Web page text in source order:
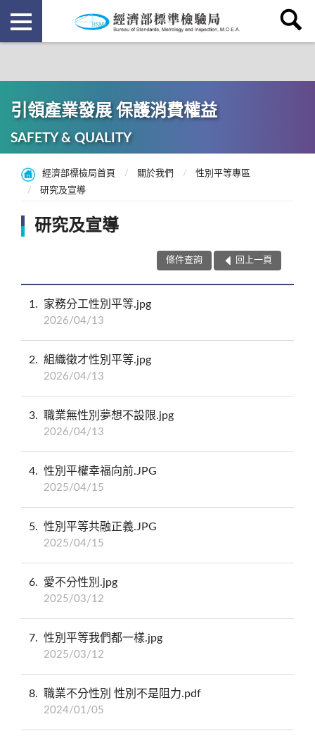
引領產業發展 保護消費權益
SAFETY & QUALITY
經濟部標檢局首頁 關於我們
性別平等專區
研究及宣導
研究及宣導
條件查詢 回上一頁
1 家務分工性別平等.jpg
2026/04/13
2 組織徵才性別平等.jpg
2026/04/13
3 職業無性別夢想不設限.jpg
2026/04/13
4 性別平權幸福向前.JPG
2025/04/15
5 性別平等共融正義.JPG
2025/04/15
6 愛不分性別.jpg
2025/03/12
7 性別平等我們都一樣.jpg
2025/03/12
8 職業不分性別 性別不是阻力.pdf
2024/01/05